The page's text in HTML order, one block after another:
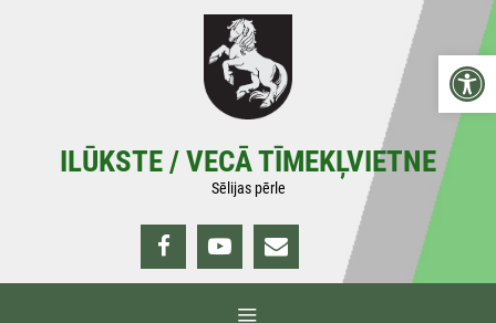
ILŪKSTE / VECĀ TĪMEKĻVIETNE
Sēlijas pērle